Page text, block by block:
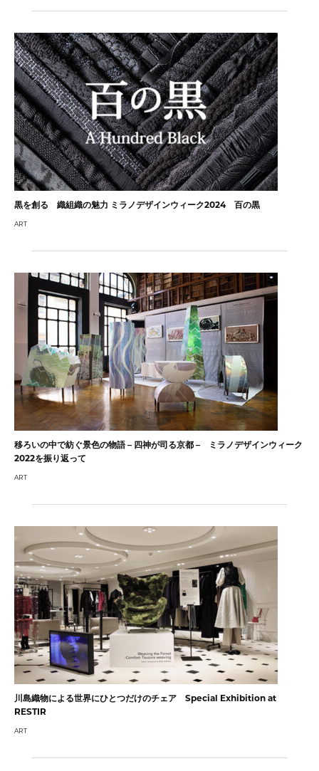
黒を創る 織組織の魅力 ミラノデザインウィーク2024 百の黒
ART
移ろいの中で紡ぐ景色の物語 – 四神が司る京都 – ミラノデザインウィーク
2022を振り返って
ART
川島織物による世界にひとつだけのチェア Special Exhibition at
RESTIR
ART